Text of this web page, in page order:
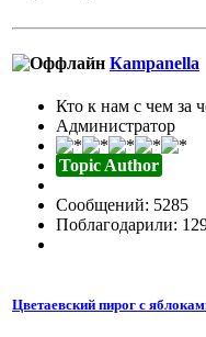
Кampanella
Кто к нам с чем за
Администратор
Topic Author
Сообщений: 5285
Поблагодарили:
Цветаевский пирог с